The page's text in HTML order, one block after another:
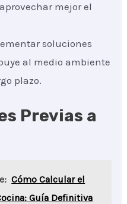
mejor el
soluciones
al medio ambiente
plazo.
Previas a
Cómo Calcular el
Guía Definitiva